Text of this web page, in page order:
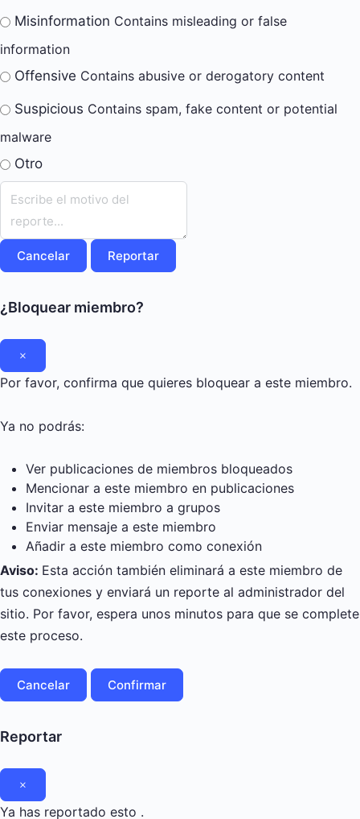
Misinformation Contains misleading or false
information
Offensive Contains abusive or derogatory content
Suspicious Contains spam, fake content or potential
malware
Otro
Nota
reporte
Reportar
¿Bloquear miembro?
Por favor, confirma que quieres bloquear a este miembro.
Ya no podrás:
Ver publicaciones de miembros bloqueados
Mencionar a este miembro en publicaciones
Invitar a este miembro a grupos
Enviar mensaje a este miembro
Añadir a este miembro como conexión
Aviso: Esta acción también eliminará a este miembro de
tus conexiones y enviará un reporte al administrador del
sitio. Por favor, espera unos minutos para que se complete
este proceso.
Confirmar
Reportar
Ya has reportado esto .